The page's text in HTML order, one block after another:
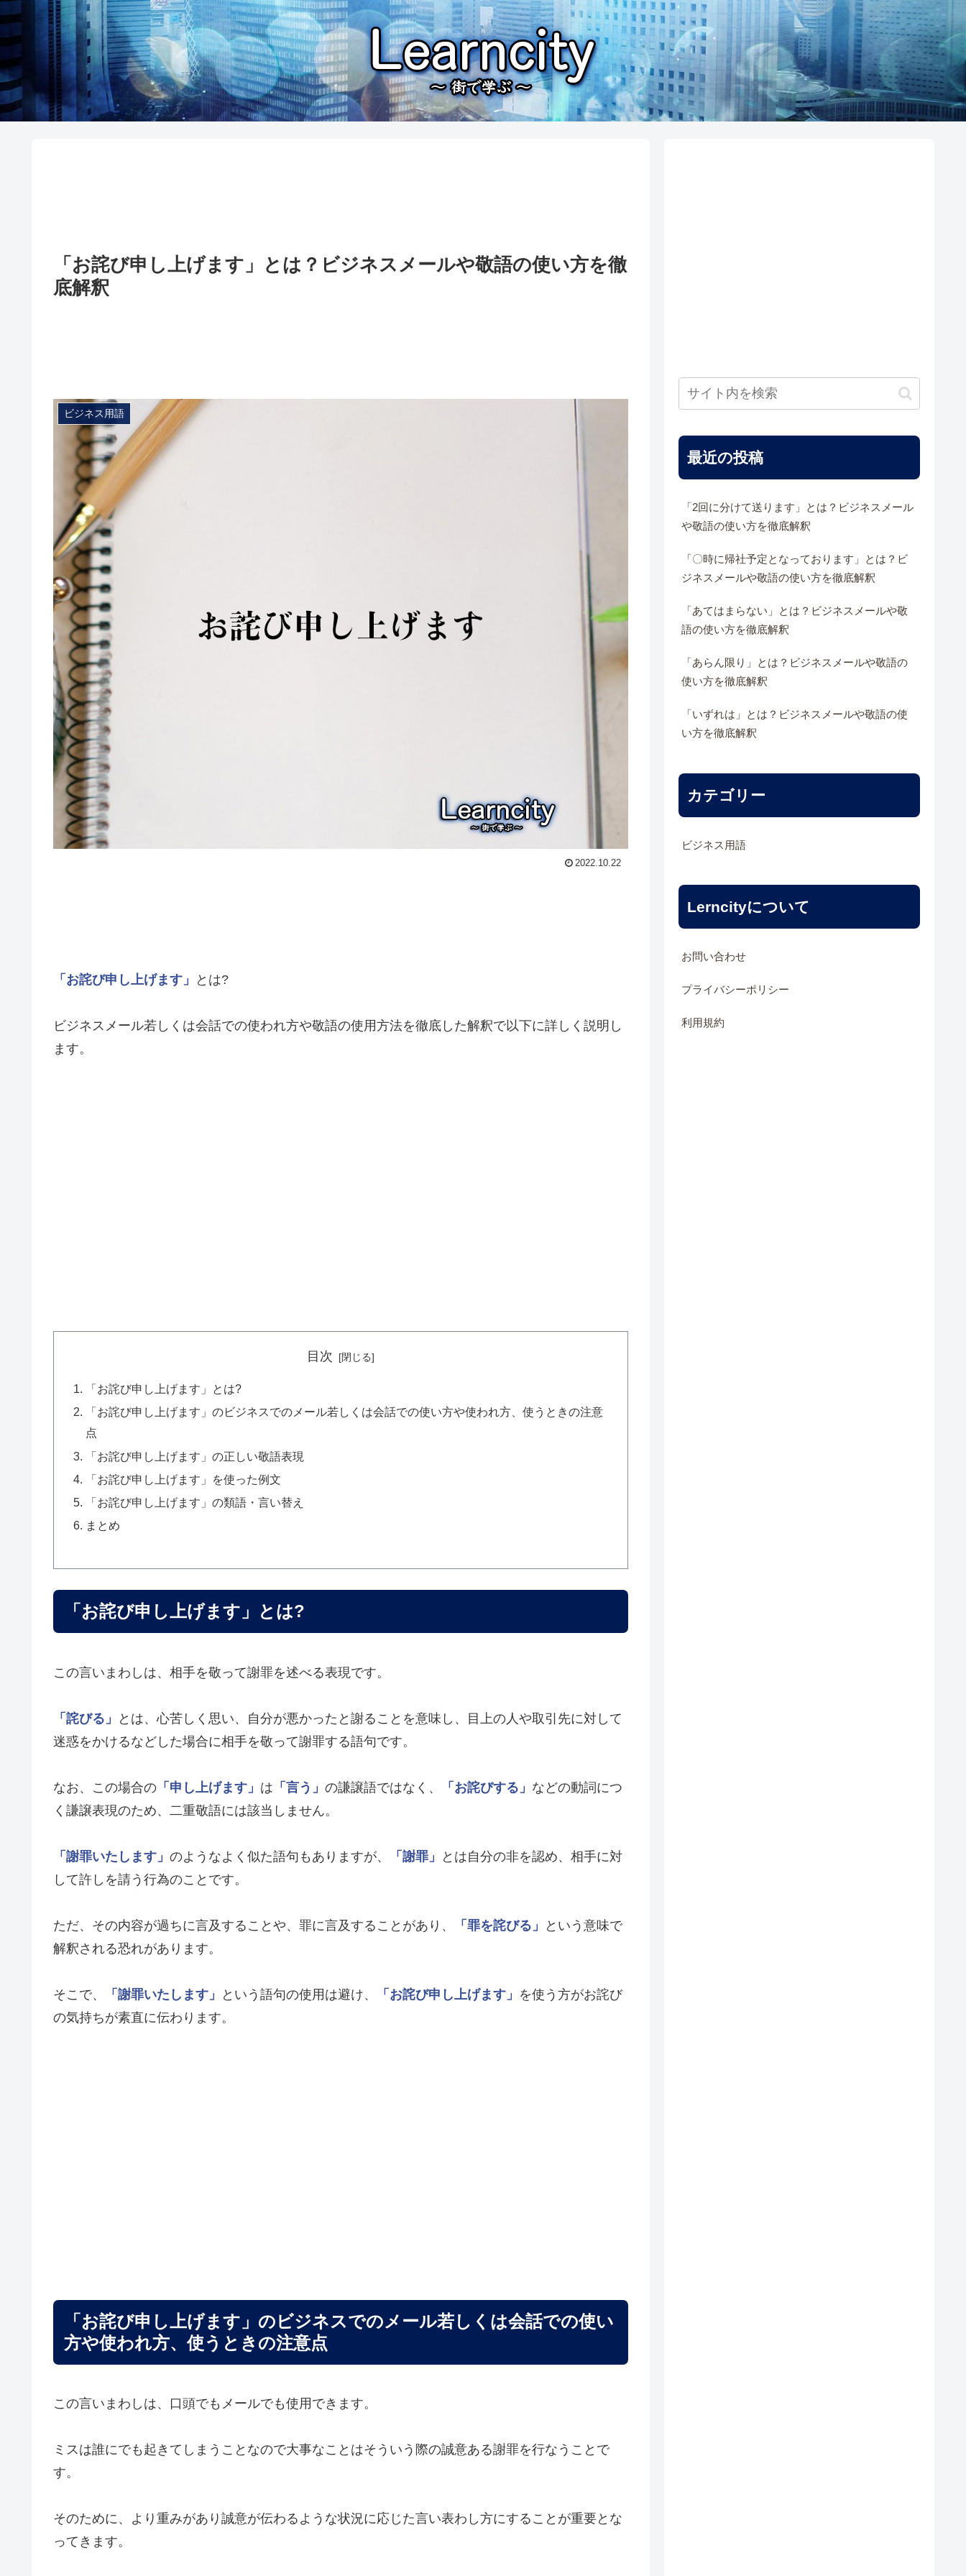
「お詫び申し上げます」とは？ビジネスメールや敬語の使い方を徹
底解釈
ビジネス用語
2022.10.22
「お詫び申し上げます」 とは?
ビジネスメール若しくは会話での使われ方や敬語の使用方法を徹底した解釈で以下に詳しく説明し
ます。
目次
「お詫び申し上げます」とは?
「お詫び申し上げます」のビジネスでのメール若しくは会話での使い方や使われ方、使うときの注意
点
「お詫び申し上げます」の正しい敬語表現
「お詫び申し上げます」を使った例文
「お詫び申し上げます」の類語・言い替え
まとめ
「お詫び申し上げます」とは?
この言いまわしは、相手を敬って謝罪を述べる表現です。
「詫びる」
とは、心苦しく思い、自分が悪かったと謝ることを意味し、目上の人や取引先に対して
迷惑をかけるなどした場合に相手を敬って謝罪する語句です。
なお、この場合の 「申し上げます」 は 「言う」 の謙譲語ではなく、 「お詫びする」 などの動詞につ
く謙譲表現のため、二重敬語には該当しません。
「謝罪いたします」 のようなよく似た語句もありますが、 「謝罪」
とは自分の非を認め、相手に対
して許しを請う行為のことです。
ただ、その内容が過ちに言及することや、罪に言及することがあり、 「罪を詫びる」
という意味で
解釈される恐れがあります。
そこで、 「謝罪いたします」 という語句の使用は避け、 「お詫び申し上げます」 を使う方がお詫び
の気持ちが素直に伝わります。
「お詫び申し上げます」のビジネスでのメール若しくは会話での使い
方や使われ方、使うときの注意点
この言いまわしは、口頭でもメールでも使用できます。
ミスは誰にでも起きてしまうことなので大事なことはそういう際の誠意ある謝罪を行なうことで
す。
そのために、より重みがあり誠意が伝わるような状況に応じた言い表わし方にすることが重要とな
ってきます。
最近の投稿
「2回に分けて送ります」とは？ビジネスメール
や敬語の使い方を徹底解釈
「〇時に帰社予定となっております」とは？ビ
ジネスメールや敬語の使い方を徹底解釈
「あてはまらない」とは？ビジネスメールや敬
語の使い方を徹底解釈
「あらん限り」とは？ビジネスメールや敬語の
使い方を徹底解釈
「いずれは」とは？ビジネスメールや敬語の使
い方を徹底解釈
カテゴリー
ビジネス用語
Lerncityについて
お問い合わせ
プライバシーポリシー
利用規約